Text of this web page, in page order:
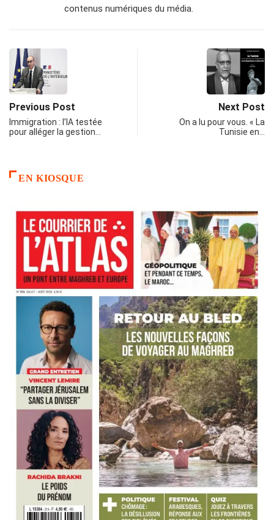
contenus numériques du média.
Previous Post
Immigration : l’IA testée
pour alléger la gestion…
Next Post
On a lu pour vous. « La
Tunisie en…
EN KIOSQUE